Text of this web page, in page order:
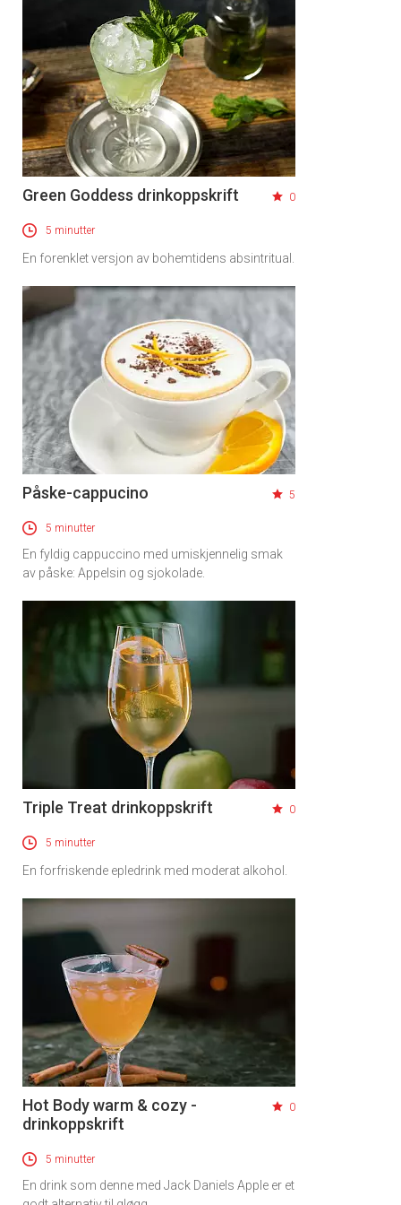
Green Goddess drinkoppskrift 0
5 minutter
En forenklet versjon av bohemtidens absintritual.
Påske-cappucino 5
5 minutter
En fyldig cappuccino med umiskjennelig smak
av påske: Appelsin og sjokolade.
Triple Treat drinkoppskrift 0
5 minutter
En forfriskende epledrink med moderat alkohol.
Hot Body warm & cozy -
drinkoppskrift
0
5 minutter
En drink som denne med Jack Daniels Apple er et